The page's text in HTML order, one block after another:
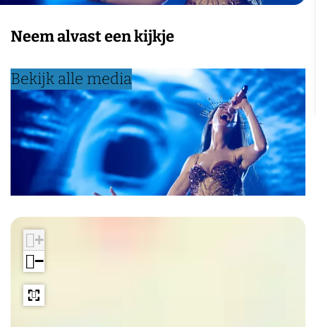
Neem alvast een kijkje
Bekijk alle media
+
−